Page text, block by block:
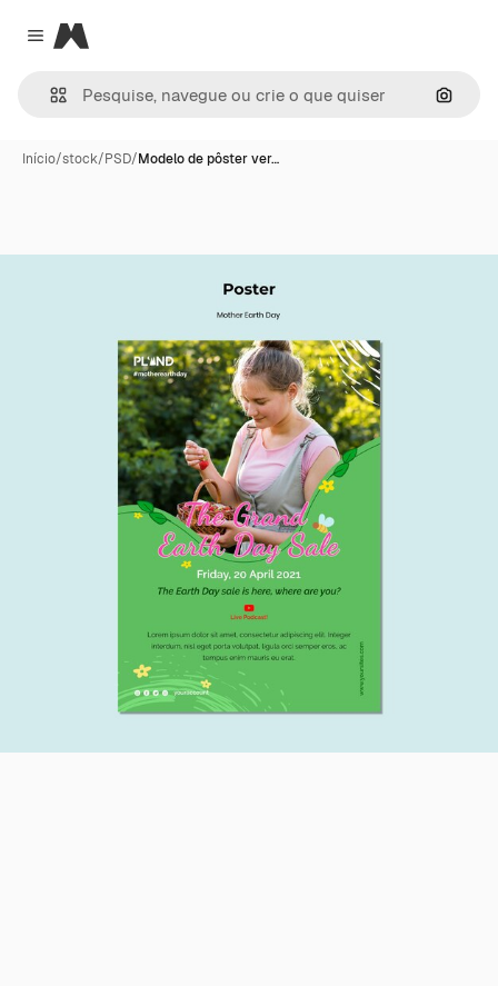
Close menu
Magnific
Início/stock/PSD/Modelo de pôster ver…